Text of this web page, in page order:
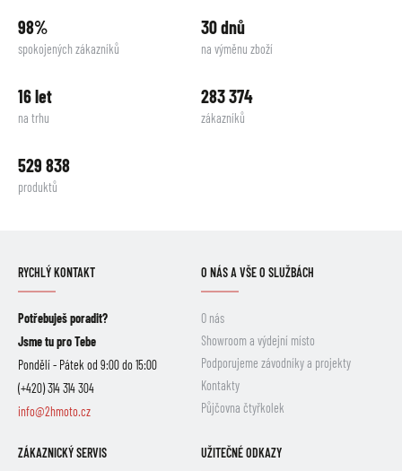
98%
spokojených zákazníků
30 dnů
na výměnu zboží
16 let
na trhu
283 374
zákazníků
529 838
produktů
RYCHLÝ KONTAKT
Potřebuješ poradit?
Jsme tu pro Tebe
Pondělí - Pátek od 9:00 do 15:00
(+420) 314 314 304
info@2hmoto.cz
O NÁS A VŠE O SLUŽBÁCH
O nás
Showroom a výdejní místo
Podporujeme závodníky a projekty
Kontakty
Půjčovna čtyřkolek
ZÁKAZNICKÝ SERVIS UŽITEČNÉ ODKAZY